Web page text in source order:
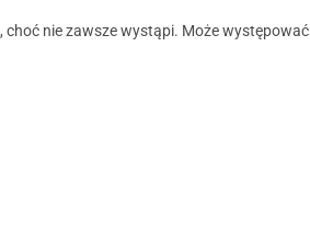
nie zawsze wystąpi. Może